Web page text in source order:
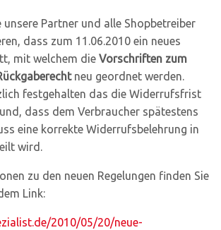
Partner und alle Shopbetreiber
dass zum 11.06.2010 ein neues
mit welchem die Vorschriften zum
neu geordnet werden.
festgehalten das die Widerrufsfrist
dass dem Verbraucher spätestens
eine korrekte Widerrufsbelehrung in
wird.
zu den neuen Regelungen finden Sie
Link:
2010/05/20/neue-